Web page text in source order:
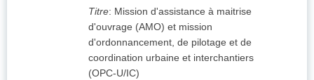
Titre: Mission d'assistance à maitrise
d'ouvrage (AMO) et mission
d'ordonnancement, de pilotage et de
coordination urbaine et interchantiers
(OPC-U/IC)